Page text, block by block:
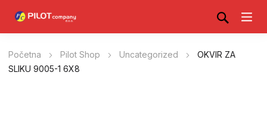
Početna Pilot Shop Uncategorized
OKVIR ZA
SLIKU 9005-1 6X8